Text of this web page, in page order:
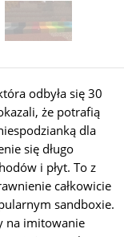
odbyła się 30
że potrafią
dla
się długo
i płyt. To z
całkowicie
sandboxie.
na imitowanie